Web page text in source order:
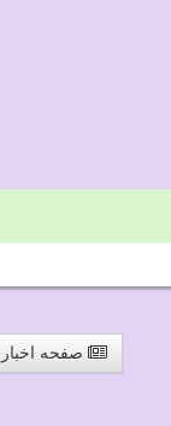
صفحه اخبار